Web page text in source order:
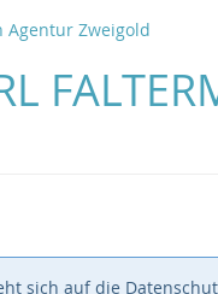
Agentur Zweigold
sich auf die